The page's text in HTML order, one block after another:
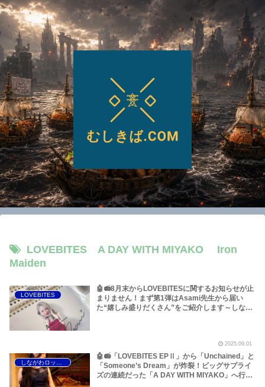
LOVEBITES A DAY WITH MIYAKO Iron
Maiden
LOVEBITES
🤖📻8月末からLOVEBITESに関するお知らせが止
まりません！まず第1弾はAsami先生から届い
た“嬉しみ盛りだくさん”をご紹介します～しなが
2025.09.01
しながわロックラジオ
🤖📻「LOVEBITES EPⅡ」から「Unchained」と
「Someone’s Dream」が炸裂！ビッグサプライ
ズの連続だった「A DAY WITH MIYAKO」へ行っ